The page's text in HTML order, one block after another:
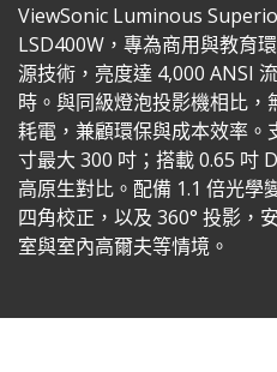
ViewSonic Luminous
LSD400W，專為商用與教育
源技術，亮度達 4,000 ANSI
時。與同級燈泡投影機相比，
耗電，兼顧環保與成本效率。
寸最大 300 吋；搭載 0.65 吋
高原生對比。配備 1.1 倍光學
四角校正，以及 360° 投影，
室與室內高爾夫等情境。